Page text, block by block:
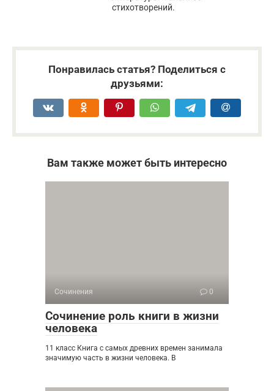
стихотворений.
Понравилась статья? Поделиться с
друзьями:
Вам также может быть интересно
Сочинения 0
Сочинение роль книги в жизни
человека
11 класс Книга с самых древних времен занимала
значимую часть в жизни человека. В